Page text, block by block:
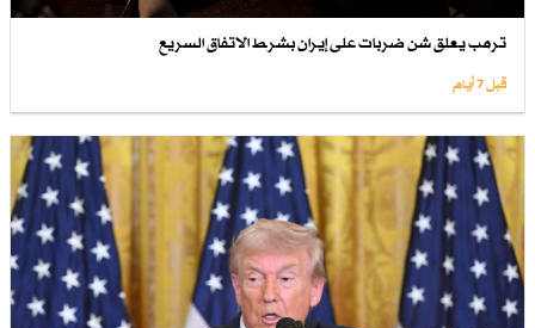
ترمب يعلق شن ضربات على إيران بشرط الاتفاق السريع
قبل 7 أيام